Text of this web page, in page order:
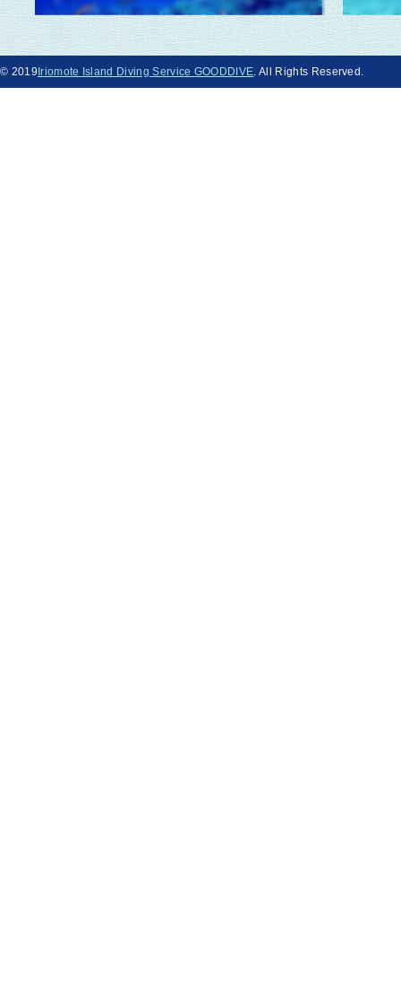
© 2019Iriomote Island Diving Service GOODDIVE . All Rights Reserved.